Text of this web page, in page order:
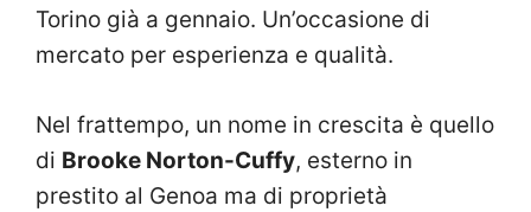
Torino già a gennaio. Un’occasione di
mercato per esperienza e qualità.
Nel frattempo, un nome in crescita è quello
di Brooke Norton-Cuffy, esterno in
prestito al Genoa ma di proprietà